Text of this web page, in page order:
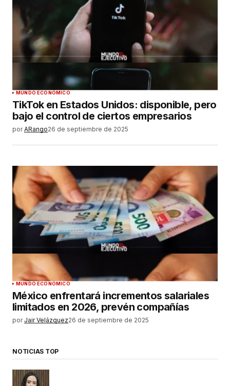
MUNDO ECONÓMICO
TikTok en Estados Unidos: disponible, pero
bajo el control de ciertos empresarios
por ARango26 de septiembre de 2025
MUNDO ECONÓMICO
México enfrentará incrementos salariales
limitados en 2026, prevén compañías
por Jair Velázquez26 de septiembre de 2025
NOTICIAS TOP